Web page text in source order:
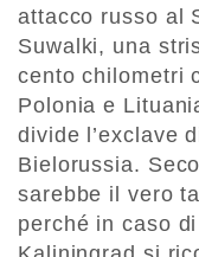
attacco russo al
Suwalki, una
cento chilometri
Polonia e
divide l’exclave
Bielorussia.
sarebbe il vero
perché in caso